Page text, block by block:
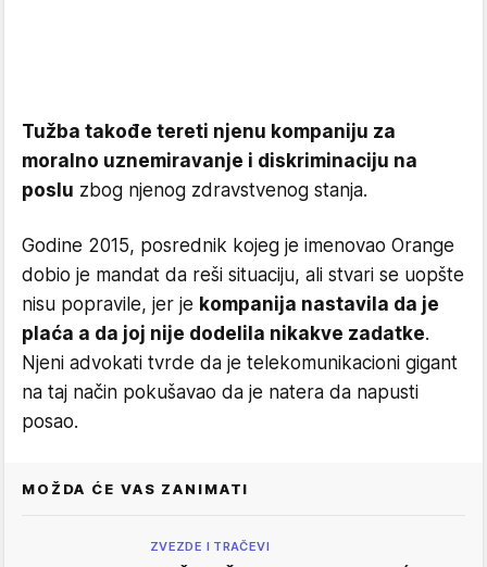
Tužba takođe tereti njenu kompaniju za
moralno uznemiravanje i diskriminaciju na
poslu zbog njenog zdravstvenog stanja.
Godine 2015, posrednik kojeg je imenovao Orange
dobio je mandat da reši situaciju, ali stvari se uopšte
nisu popravile, jer je kompanija nastavila da je
plaća a da joj nije dodelila nikakve zadatke.
Njeni advokati tvrde da je telekomunikacioni gigant
na taj način pokušavao da je natera da napusti
posao.
MOŽDA ĆE VAS ZANIMATI
ZVEZDE I TRAČEVI